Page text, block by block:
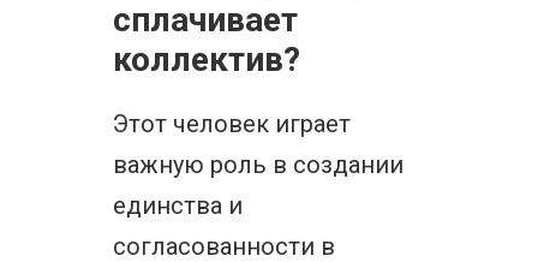
сплачивает
коллектив?
Этот человек играет
важную роль в создании
единства и
согласованности в